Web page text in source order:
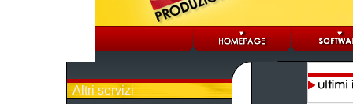
Altri servizi